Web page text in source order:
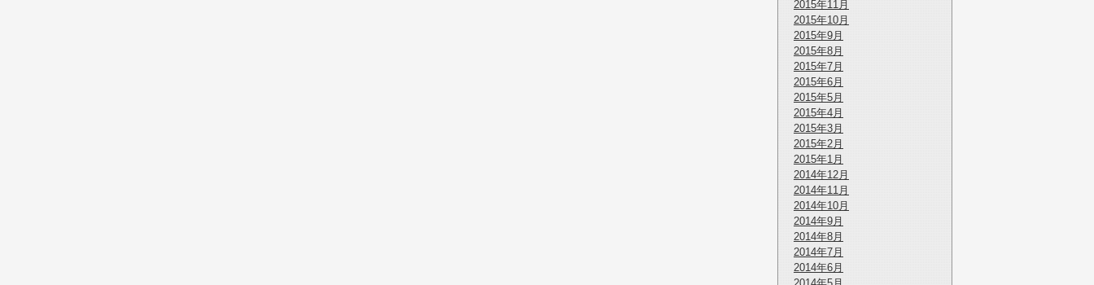
2015年11月
2015年10月
2015年9月
2015年8月
2015年7月
2015年6月
2015年5月
2015年4月
2015年3月
2015年2月
2015年1月
2014年12月
2014年11月
2014年10月
2014年9月
2014年8月
2014年7月
2014年6月